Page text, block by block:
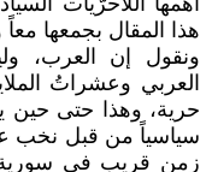
هذا المقال بجمعها معاً
ونقول إن العرب،
العربي وعشراتُ
حرية، وهذا حتى
سياسياً من قبل نخب
زمن قريب في